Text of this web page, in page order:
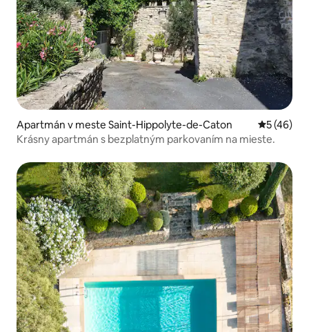
Apartmán v meste Saint-Hippolyte-de-Caton
5 (46)
Krásny apartmán s bezplatným parkovaním na mieste.